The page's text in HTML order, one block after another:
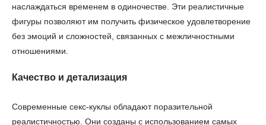
наслаждаться временем в одиночестве. Эти реалистичные
фигуры позволяют им получить физическое удовлетворение
без эмоций и сложностей, связанных с межличностными
отношениями.
Качество и детализация
Современные секс-куклы обладают поразительной
реалистичностью. Они созданы с использованием самых